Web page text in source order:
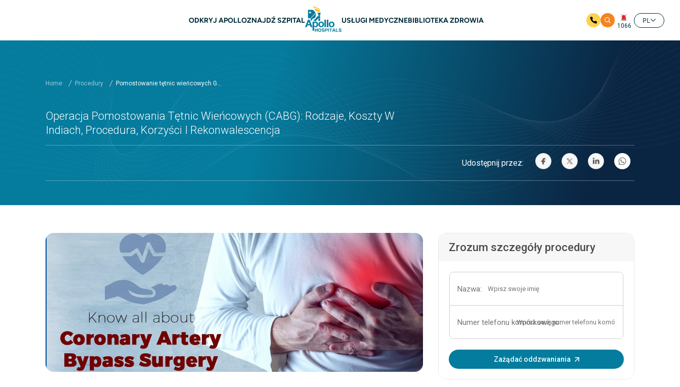
główna nawigacja
ODKRYJ APOLLOZNAJDŹ SZPITAL USŁUGI MEDYCZNEBIBLIOTEKA ZDROWIA
1066
PL
Home Procedury Pomostowanie tętnic wieńcowych G...
Operacja Pomostowania Tętnic Wieńcowych (CABG): Rodzaje, Koszty W
Indiach, Procedura, Korzyści I Rekonwalescencja
Udostępnij przez:
Zrozum szczegóły procedury
Nazwa:
Numer telefonu komórkowego:
Wprowadź OTP:Zażądać oddzwaniania